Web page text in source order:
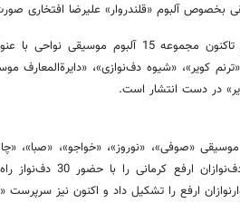
بخصوص آلبوم «قلندروار» علیرضا افتخاری
از فؤاد توحیدی تاکنون مجموعه 15
کویر»، «شیوه دف‌نوازی»، «دایرةالمعارف
در دست انتشار است.
«صوفی»، «نوروز»، «خواجو»، «صبا»،
سال 79 گروه
ارفع را تشکیل داد و اکنون نیز